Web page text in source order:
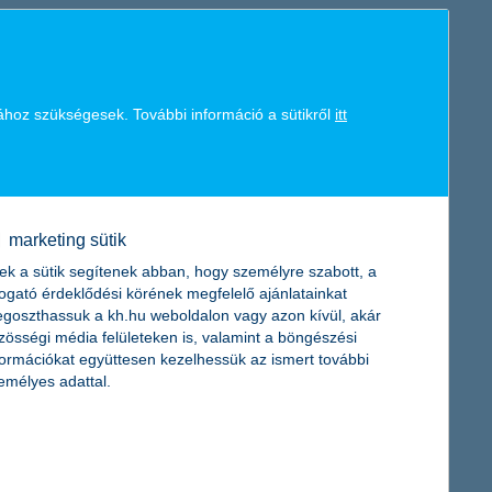
re csak alig jobbak, ezért a biztosítási szakma csak óvatosan
és az is szinte bizonyos, hogy a szektor az árverseny miatt
Biztosító 2011-es piaci előrejelzésében. A nehézségek és a
hogy ezzel is támogassa a gyermek-egészségügyet.
a Marcali Városi Kórház vásárolhat műszereket a 8 millió
szükségesek. További információ a sütikről itt
marketing sütik
a sütik segítenek abban, hogy személyre szabott, a
érdeklődési körének megfelelő ajánlatainkat
a kh.hu weboldalon vagy azon kívül, akár
média felületeken is, valamint a böngészési
együttesen kezelhessük az ismert további
adattal.